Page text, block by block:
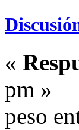
«
pm »
peso